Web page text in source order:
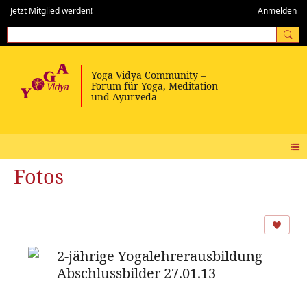
Jetzt Mitglied werden! Anmelden
Fotos
2-jährige Yogalehrerausbildung
Abschlussbilder 27.01.13